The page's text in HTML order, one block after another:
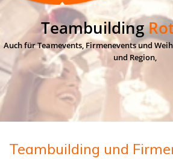
Teambuilding
Auch für Teamevents, Firmenevents und
und Region,
Teambuilding und